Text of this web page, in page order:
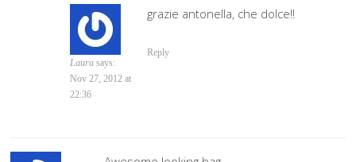
Laura says:
Nov 27, 2012 at
22:36
grazie antonella, che dolce!!
Reply